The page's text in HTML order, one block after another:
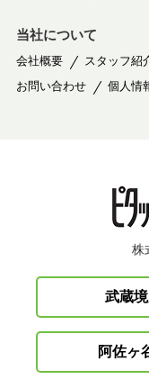
当社について
会社概要 スタッフ紹
お問い合わせ
個人情
株
武蔵
阿佐ヶ